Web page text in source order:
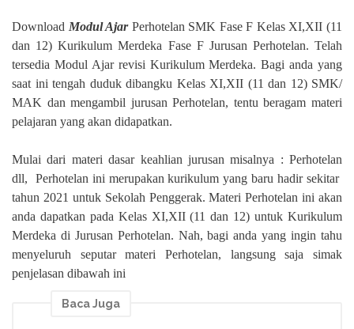
Download Modul AjarPerhotelan SMK Fase F Kelas XI,XII (11
dan 12) Kurikulum Merdeka Fase F Jurusan Perhotelan. Telah
tersedia Modul Ajar revisi Kurikulum Merdeka. Bagi anda yang
saat ini tengah duduk dibangku Kelas XI,XII (11 dan 12) SMK/
MAK dan mengambil jurusan Perhotelan, tentu beragam materi
pelajaran yang akan didapatkan.
Mulai dari materi dasar keahlian jurusan misalnya : Perhotelan
dll,
Perhotelan ini merupakan kurikulum yang baru hadir sekitar
tahun 2021 untuk Sekolah Penggerak. Materi Perhotelan ini akan
anda dapatkan pada Kelas XI,XII (11 dan 12) untuk Kurikulum
Merdeka di Jurusan Perhotelan. Nah, bagi anda yang ingin tahu
menyeluruh seputar materi Perhotelan, langsung saja simak
penjelasan dibawah ini
Baca Juga